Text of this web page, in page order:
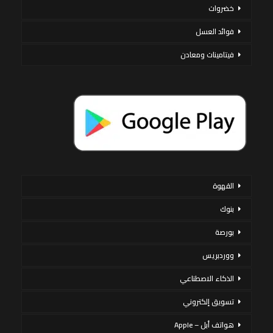
خضروات
فوائد العسل
فيتامينات ومعادن
القهوة
بنوك
بورصة
ووردبريس
الذكاء الاصطناعي
تسويق إلكتروني
هواتف أبل – Apple